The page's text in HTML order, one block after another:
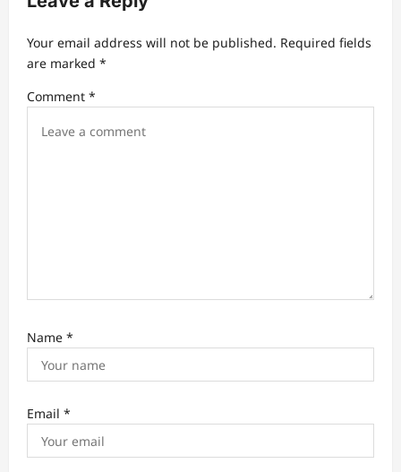
g
a
t
i
Your email address will not be published. Required fields
are marked *
Comment *
Name *
Email *